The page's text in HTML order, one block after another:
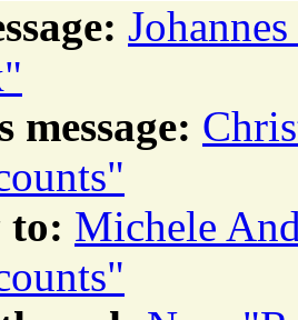
message:
to: Michele